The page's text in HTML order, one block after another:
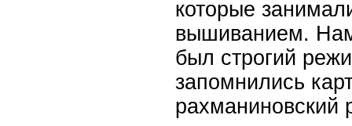
которые
вышиванием.
был строгий
запомнились
рахманиновский